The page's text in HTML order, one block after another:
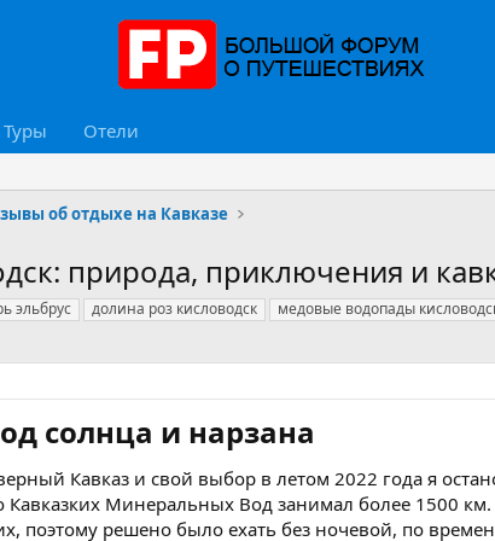
Туры Отели
об отдыхе на Кавказе
природа, приключения и
эльбрус долина роз кисловодск медовые водопады
солнца и нарзана​
Кавказ и свой выбор в летом 2022 года я
Кавказких Минеральных Вод занимал более 1500
поэтому решено было ехать без ночевой, по